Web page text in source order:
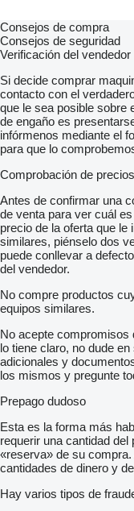
Consejos de compra
Consejos de seguridad
Verificación del vendedor
Si decide comprar
contacto con el
que le sea posible sobre
de engaño es
infórmenos mediante el
para que lo
Comprobación de precios
Antes de confirmar una
de venta para ver cuál
precio de la oferta que
similares, piénselo dos
puede conllevar a
del vendedor.
No compre productos
equipos similares.
No acepte compromisos
lo tiene claro, no dude
adicionales y
los mismos y pregunte
Prepago dudoso
Esta es la forma más
requerir una cantidad
«reserva» de su
cantidades de dinero y
Hay varios tipos de